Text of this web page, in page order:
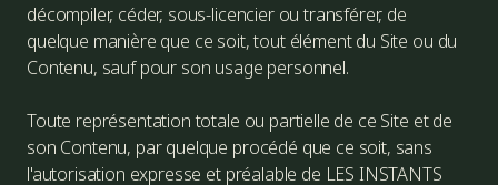
décompiler, céder, sous-licencier ou transférer, de
quelque manière que ce soit, tout élément du Site ou du
Contenu, sauf pour son usage personnel.
Toute représentation totale ou partielle de ce Site et de
son Contenu, par quelque procédé que ce soit, sans
l'autorisation expresse et préalable de LES INSTANTS